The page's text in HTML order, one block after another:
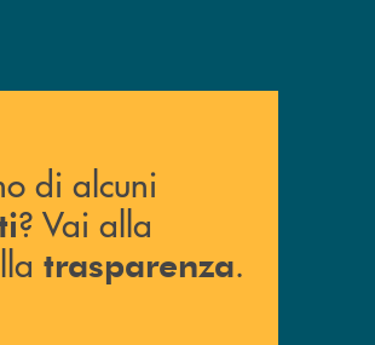
documenti ? Vai alla pagina della
di alcuni
? Vai alla
trasparenza.